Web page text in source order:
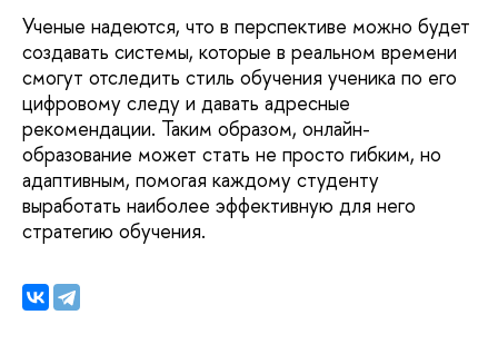
Ученые надеются, что в перспективе можно будет
создавать системы, которые в реальном времени
смогут отследить стиль обучения ученика по его
цифровому следу и давать адресные
рекомендации. Таким образом, онлайн-
образование может стать не просто гибким, но
адаптивным, помогая каждому студенту
выработать наиболее эффективную для него
стратегию обучения.